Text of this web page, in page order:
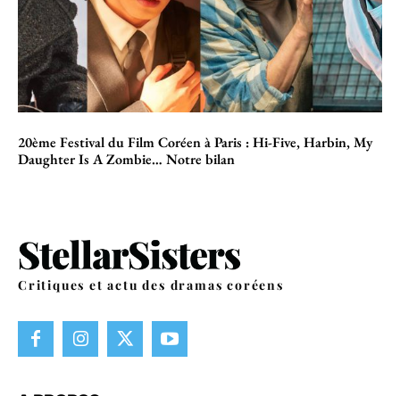
20ème Festival du Film Coréen à Paris : Hi-Five, Harbin, My
Daughter Is A Zombie… Notre bilan
Critiques et actu des dramas coréens